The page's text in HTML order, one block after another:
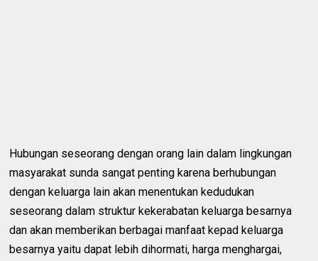
Hubungan seseorang dengan orang lain dalam lingkungan
masyarakat sunda sangat penting karena berhubungan
dengan keluarga lain akan menentukan kedudukan
seseorang dalam struktur kekerabatan keluarga besarnya
dan akan memberikan berbagai manfaat kepad keluarga
besarnya yaitu dapat lebih dihormati, harga menghargai,